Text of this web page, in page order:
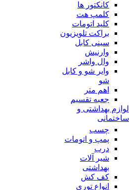
کانکتور ها
کلمپ هت
کلید اتومات
براکت تلویزیون
سینی کابل
وارنیش
وال واشر
وایر شو و کابل
شو
اهم متر
جعبه تقسیم
لوازم بهداشتی و
ساختمانی
چسب
پمپ و اتومات
درب
شیر آلات
بهداشتی
کف کش
انواع توری